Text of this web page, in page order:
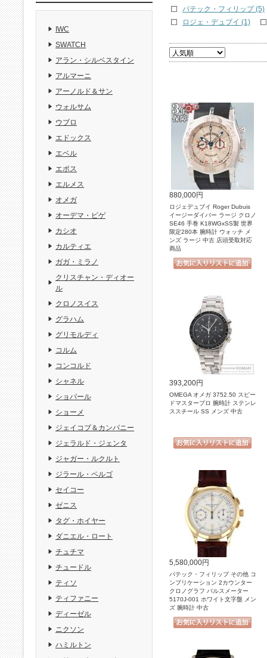
パテック・フィリップ (5)
ロジェ・デュブイ (1)
880,000円
ロジェデュブイ Roger Dubuis
イージーダイバー ラージ クロノ
SE46 手巻 K18WGxSS製 世界
限定280本 腕時計 ウォッチ メ
ンズ ラージ 中古 店頭受取対応
商品
393,200円
OMEGA オメガ 3752.50 スピー
ドマスタープロ 腕時計 ステンレ
ススチール SS メンズ 中古
5,580,000円
パテック・フィリップ その他 コ
ンプリケーション 2カウンター
クロノグラフ パルスメーター
5170J-001 ホワイト文字盤 メン
ズ 腕時計 中古
IWC
SWATCH
アラン・シルベスタイン
アルマーニ
アーノルド＆サン
ウォルサム
ウブロ
エドックス
エベル
エポス
エルメス
オメガ
オーデマ・ピゲ
カシオ
カルティエ
ガガ・ミラノ
クリスチャン・ディオー
ル
クロノスイス
グラハム
グリモルディ
コルム
コンコルド
シャネル
ショパール
ショーメ
ジェイコブ＆カンパニー
ジェラルド・ジェンタ
ジャガー・ルクルト
ジラール・ペルゴ
セイコー
ゼニス
タグ・ホイヤー
ダニエル・ロート
チュチマ
チュードル
ティソ
ティファニー
ディーゼル
ニクソン
ハミルトン